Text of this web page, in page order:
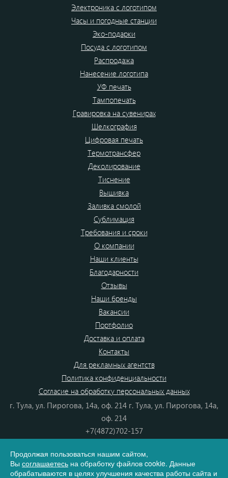
Электроника с логотипом
Часы и погодные станции
Эко-подарки
Посуда с логотипом
Распродажа
Нанесение логотипа
УФ печать
Тампопечать
Гравировка на сувенирах
Шелкография
Цифровая печать
Термотрансфер
Деколирование
Тиснение
Вышивка
Заливка смолой
Сублимация
Требования и сроки
О компании
Наши клиенты
Благодарности
Отзывы
Наши бренды
Вакансии
Портфолио
Доставка и оплата
Контакты
Для рекламных агентств
Политика конфиденциальности
Согласие на обработку персональных данных
г. Тула, ул. Пирогова, 14а, оф. 214 г. Тула, ул. Пирогова, 14а,
оф. 214
+7(4872)702-157
8(800) 555-80-87
e-mail:info@dono.su
Продолжая пользоваться нашим сайтом,
Вы соглашаетесь на обработку файлов cookie. Данные
обрабатываются в целях улучшения качества работы сайта и